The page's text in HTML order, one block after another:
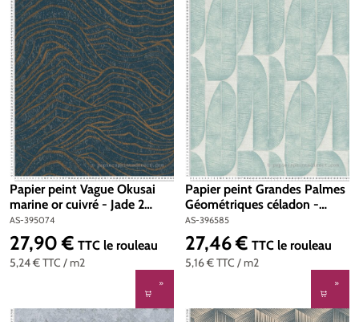
Papier peint Vague Okusai
marine or cuivré - Jade 2
d'A.S. Création | Réf. AS-
395074
AS-395074
5,24 €TTC / m2
Prix régulier :
27,90 € TTC le rouleau
Papier peint Grandes Palmes
Géométriques céladon -
Stories of Life d'A.S. Création
| Réf. AS-396585
AS-396585
5,16 €TTC / m2
Prix régulier :
27,46 € TTC le rouleau